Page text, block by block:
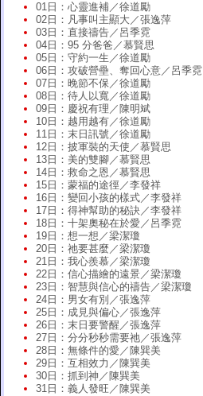
01日：心靈進補／徐道勵
02日：凡事叫主顯大／張逸萍
03日：直接禱告／呂季霓
04日：95 分爸爸／慕賢思
05日：守約一生／徐道勵
06日：攻破營壘、奪回心意／呂季霓
07日：晚節不保／徐道勵
08日：待人以寬／徐道勵
09日：慶祝有理／陳明斌
10日：越用越有／徐道勵
11日：末日訊號／徐道勵
12日：披軍裝的天使／慕賢思
13日：美的雙腳／慕賢思
14日：救命之恩／慕賢思
15日：蒙福的途徑／李發祥
16日：變回小孩的樣式／李發祥
17日：得神幫助的秘訣／李發祥
18日：十架奧秘在於愛／呂季霓
19日：想一想／梁潔瓊
20日：祂要甚麼／梁潔瓊
21日：我心羨慕／梁潔瓊
22日：信心描繪的遠景／梁潔瓊
23日：智慧與信心的禱告／梁潔瓊
24日：男女有別／張逸萍
25日：成見與偏心／張逸萍
26日：末日要警醒／張逸萍
27日：分分秒秒需要祂／張逸萍
28日：無條件的愛／陳巽美
29日：互相效力／陳巽美
30日：抓到神／陳巽美
31日：義人發旺／陳巽美